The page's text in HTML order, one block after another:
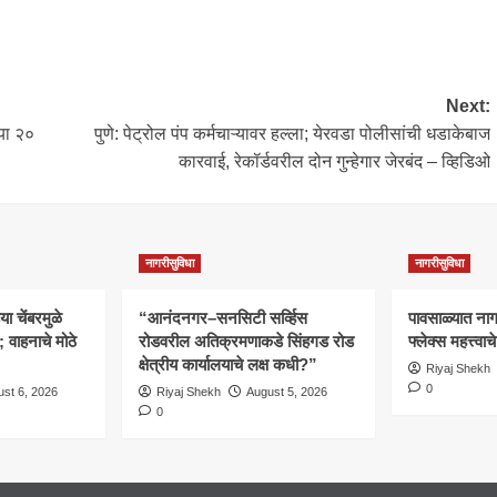
२०
Next:
पुणे: पेट्रोल पंप कर्मचाऱ्यावर हल्ला; येरवडा पोलीसांची धडाकेबाज
कारवाई, रेकॉर्डवरील दोन गुन्हेगार जेरबंद – व्हिडिओ
चेंबरमुळे
वाहनाचे मोठे
6, 2026
नागरीसुविधा
“आनंदनगर–सनसिटी सर्व्हिस
रोडवरील अतिक्रमणाकडे सिंहगड रोड
क्षेत्रीय कार्यालयाचे लक्ष कधी?”
Riyaj Shekh
August 5, 2026
0
नागरीसुविधा
पावसाळ्यात
फ्लेक्स
Riyaj Shekh
0